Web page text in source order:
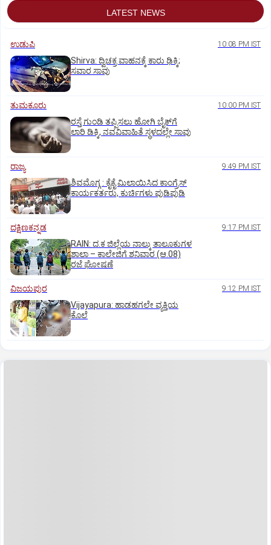
LATEST NEWS
ಉಡುಪಿ 10:08 PM IST
Shirva: ದ್ವಿಚಕ್ರ ವಾಹನಕ್ಕೆ ಕಾರು ಢಿಕ್ಕಿ;
ಸವಾರ ಸಾವು
ತುಮಕೂರು 10:00 PM IST
ರಸ್ತೆ ಗುಂಡಿ ತಪ್ಪಿಸಲು ಹೋಗಿ ಬೈಕ್‌ಗೆ
ಲಾರಿ ಡಿಕ್ಕಿ, ನವವಿವಾಹಿತೆ ಸ್ಥಳದಲ್ಲೇ ಸಾವು
ರಾಜ್ಯ 9:49 PM IST
ಶಿವಮೊಗ್ಗ : ಕೈಕೈ ಮಿಲಾಯಿಸಿದ ಕಾಂಗ್ರೆಸ್
ಕಾರ್ಯಕರ್ತರು, ಕುರ್ಚಿಗಳು ಪುಡಿಪುಡಿ
ದಕ್ಷಿಣಕನ್ನಡ 9:17 PM IST
RAIN: ದ.ಕ ಜಿಲ್ಲೆಯ ನಾಲ್ಕು ತಾಲೂಕುಗಳ
ಶಾಲಾ – ಕಾಲೇಜಿಗೆ ಶನಿವಾರ (ಆ.08)
ರಜೆ ಘೋಷಣೆ
ವಿಜಯಪುರ 9:12 PM IST
Vijayapura: ಹಾಡಹಗಲೇ ವ್ಯಕ್ತಿಯ
ಕೊಲೆ